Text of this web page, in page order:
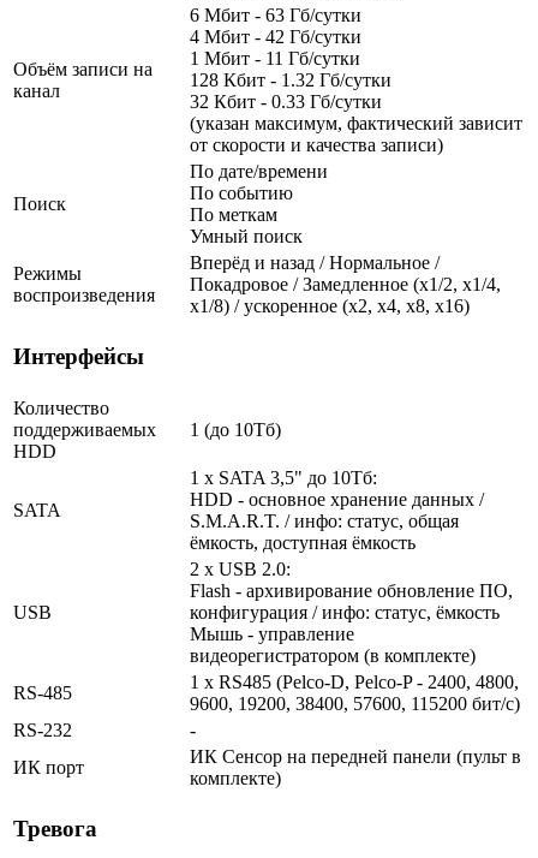
Объём записи на
канал
6 Мбит - 63 Гб/сутки
4 Мбит - 42 Гб/сутки
1 Мбит - 11 Гб/сутки
128 Кбит - 1.32 Гб/сутки
32 Кбит - 0.33 Гб/сутки
(указан максимум, фактический зависит
от скорости и качества записи)
Поиск
По дате/времени
По событию
По меткам
Умный поиск
Режимы
воспроизведения
Вперёд и назад / Нормальное /
Покадровое / Замедленное (х1/2, х1/4,
х1/8) / ускоренное (х2, х4, х8, х16)
Интерфейсы
Количество
поддерживаемых
HDD
1 (до 10Тб)
SATA
1 x SATA 3,5" до 10Тб:
HDD - основное хранение данных /
S.M.A.R.T. / инфо: статус, общая
ёмкость, доступная ёмкость
USB
2 x USB 2.0:
Flash - архивирование обновление ПО,
конфигурация / инфо: статус, ёмкость
Мышь - управление
видеорегистратором (в комплекте)
RS-485
1 x RS485 (Pelco-D, Pelco-P - 2400, 4800,
9600, 19200, 38400, 57600, 115200 бит/с)
RS-232
-
ИК порт
ИК Сенсор на передней панели (пульт в
комплекте)
Тревога